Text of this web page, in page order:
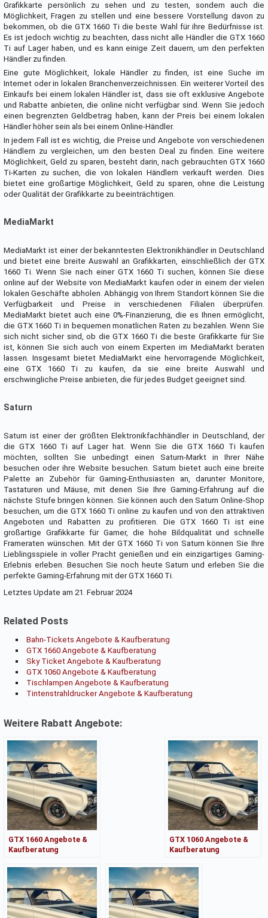
Grafikkarte persönlich zu sehen und zu testen, sondern auch die
Möglichkeit, Fragen zu stellen und eine bessere Vorstellung davon zu
bekommen, ob die GTX 1660 Ti die beste Wahl für ihre Bedürfnisse ist.
Es ist jedoch wichtig zu beachten, dass nicht alle Händler die GTX 1660
Ti auf Lager haben, und es kann einige Zeit dauern, um den perfekten
Händler zu finden.
Eine gute Möglichkeit, lokale Händler zu finden, ist eine Suche im
Internet oder in lokalen Branchenverzeichnissen. Ein weiterer Vorteil des
Einkaufs bei einem lokalen Händler ist, dass sie oft exklusive Angebote
und Rabatte anbieten, die online nicht verfügbar sind. Wenn Sie jedoch
einen begrenzten Geldbetrag haben, kann der Preis bei einem lokalen
Händler höher sein als bei einem Online-Händler.
In jedem Fall ist es wichtig, die Preise und Angebote von verschiedenen
Händlern zu vergleichen, um den besten Deal zu finden. Eine weitere
Möglichkeit, Geld zu sparen, besteht darin, nach gebrauchten GTX 1660
Ti-Karten zu suchen, die von lokalen Händlern verkauft werden. Dies
bietet eine großartige Möglichkeit, Geld zu sparen, ohne die Leistung
oder Qualität der Grafikkarte zu beeinträchtigen.
MediaMarkt
MediaMarkt ist einer der bekanntesten Elektronikhändler in Deutschland
und bietet eine breite Auswahl an Grafikkarten, einschließlich der GTX
1660 Ti. Wenn Sie nach einer GTX 1660 Ti suchen, können Sie diese
online auf der Website von MediaMarkt kaufen oder in einem der vielen
lokalen Geschäfte abholen. Abhängig von Ihrem Standort können Sie die
Verfügbarkeit und Preise in verschiedenen Filialen überprüfen.
MediaMarkt bietet auch eine 0%-Finanzierung, die es Ihnen ermöglicht,
die GTX 1660 Ti in bequemen monatlichen Raten zu bezahlen. Wenn Sie
sich nicht sicher sind, ob die GTX 1660 Ti die beste Grafikkarte für Sie
ist, können Sie sich auch von einem Experten im MediaMarkt beraten
lassen. Insgesamt bietet MediaMarkt eine hervorragende Möglichkeit,
eine GTX 1660 Ti zu kaufen, da sie eine breite Auswahl und
erschwingliche Preise anbieten, die für jedes Budget geeignet sind.
Saturn
Saturn ist einer der größten Elektronikfachhändler in Deutschland, der
die GTX 1660 Ti auf Lager hat. Wenn Sie die GTX 1660 Ti kaufen
möchten, sollten Sie unbedingt einen Saturn-Markt in Ihrer Nähe
besuchen oder ihre Website besuchen. Saturn bietet auch eine breite
Palette an Zubehör für Gaming-Enthusiasten an, darunter Monitore,
Tastaturen und Mäuse, mit denen Sie Ihre Gaming-Erfahrung auf die
nächste Stufe bringen können. Sie können auch den Saturn Online-Shop
besuchen, um die GTX 1660 Ti online zu kaufen und von den attraktiven
Angeboten und Rabatten zu profitieren. Die GTX 1660 Ti ist eine
großartige Grafikkarte für Gamer, die hohe Bildqualität und schnelle
Frameraten wünschen. Mit der GTX 1660 Ti von Saturn können Sie Ihre
Lieblingsspiele in voller Pracht genießen und ein einzigartiges Gaming-
Erlebnis erleben. Besuchen Sie noch heute Saturn und erleben Sie die
perfekte Gaming-Erfahrung mit der GTX 1660 Ti.
Letztes Update am 21. Februar 2024
Related Posts
Bahn-Tickets Angebote & Kaufberatung
GTX 1660 Angebote & Kaufberatung
Sky Ticket Angebote & Kaufberatung
GTX 1060 Angebote & Kaufberatung
Tischlampen Angebote & Kaufberatung
Tintenstrahldrucker Angebote & Kaufberatung
Weitere Rabatt Angebote:
GTX 1660 Angebote &
Kaufberatung
GTX 1060 Angebote &
Kaufberatung